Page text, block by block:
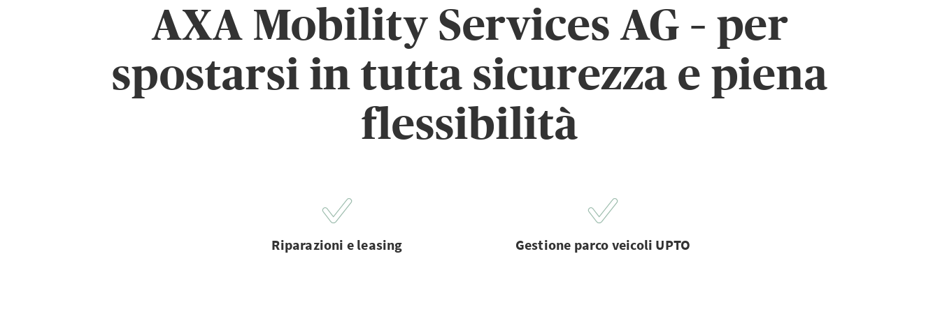
AXA Mobility Services AG – per
spostarsi in tutta sicurezza e piena
flessibilità
Riparazioni e leasing Gestione parco veicoli UPTO